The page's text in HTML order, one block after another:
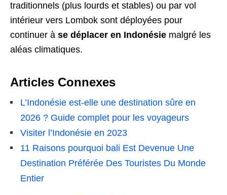
traditionnels (plus lourds et stables) ou par vol
intérieur vers Lombok sont déployées pour
continuer à se déplacer en Indonésie malgré les
aléas climatiques.
Articles Connexes
L’Indonésie est-elle une destination sûre en
2026 ? Guide complet pour les voyageurs
Visiter l’Indonésie en 2023
11 Raisons pourquoi bali Est Devenue Une
Destination Préférée Des Touristes Du Monde
Entier